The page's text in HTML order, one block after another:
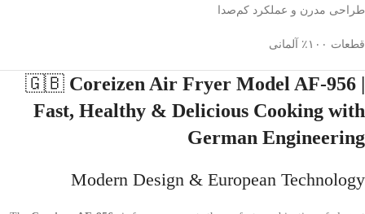
طراحی مدرن و عملکرد کم‌صدا
قطعات ۱۰۰٪ آلمانی
🇬🇧 Coreizen Air Fryer Model AF-956 |
Fast, Healthy & Delicious Cooking with
German Engineering
Modern Design & European Technology